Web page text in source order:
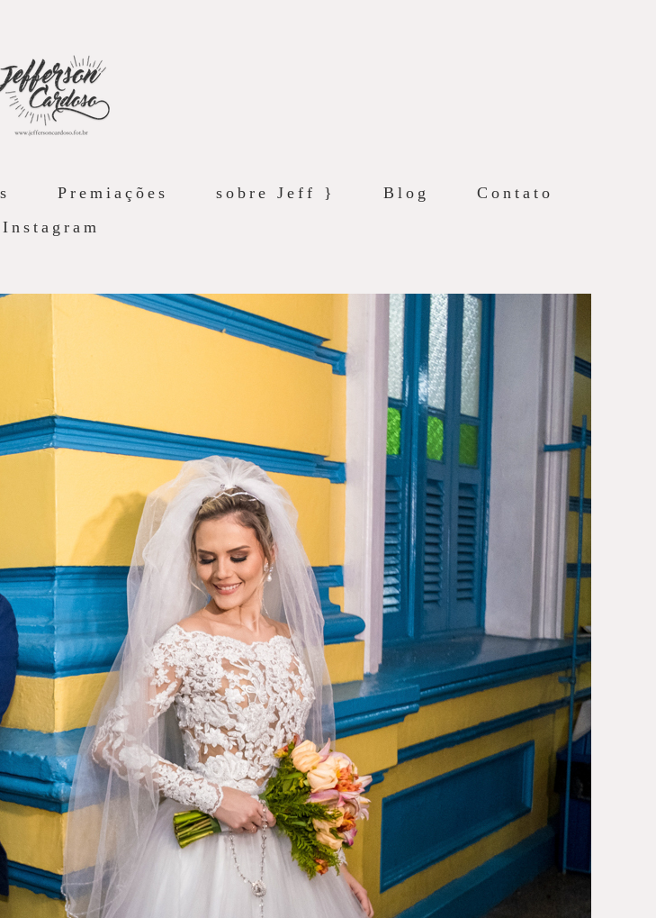
Premiações sobre Jeff } Blog
Contato
Instagram